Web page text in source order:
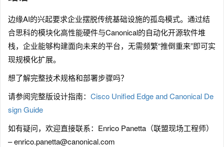
边缘AI的兴起要求企业摆脱传统基础设施的孤岛模式。通过结
合思科的模块化高性能硬件与Canonical的自动化开源软件堆
栈，企业能够构建面向未来的平台，无需频繁“推倒重来”即可实
现规模化扩展。
想了解完整技术规格和部署步骤吗？
请参阅完整版设计指南： Cisco Unified Edge and Canonical De
sign Guide
如有疑问，欢迎直接联系：Enrico Panetta（联盟现场工程师）
– enrico.panetta@canonical.com